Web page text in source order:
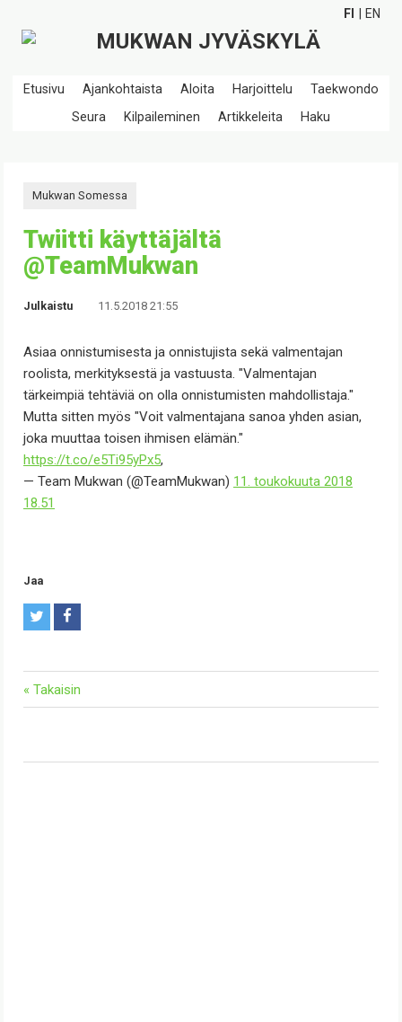
FI EN
Etusivu Ajankohtaista Aloita Harjoittelu
Taekwondo
Seura
Kilpaileminen Artikkeleita Haku
Mukwan Somessa
Twiitti käyttäjältä
@TeamMukwan
Julkaistu 11.5.2018 21:55
Asiaa onnistumisesta ja onnistujista sekä valmentajan
roolista, merkityksestä ja vastuusta. "Valmentajan
tärkeimpiä tehtäviä on olla onnistumisten mahdollistaja."
Mutta sitten myös "Voit valmentajana sanoa yhden asian,
joka muuttaa toisen ihmisen elämän."
https://t.co/e5Ti95yPx5,
— Team Mukwan (@TeamMukwan) 11. toukokuuta 2018
18.51
Jaa
i
t
c
e
« Takaisin